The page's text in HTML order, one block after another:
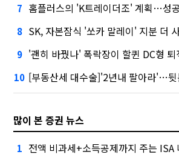
7 홈플러스의 'K트레이더조' 계획…성
8 SK, 자본잠식 '쏘카 말레이' 지분 더
9 '괜히 바꿨나' 폭락장이 할퀸 DC형 퇴직
10 [부동산세 대수술]'2년내 팔아라'…뒷
많이 본 증권 뉴스
1 전액 비과세+소득공제까지 주는 ISA